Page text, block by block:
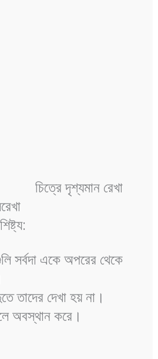
রেখা
সর্বদা একে অপরের থেকে
তাদের দেখা হয় না।
অবস্থান করে।